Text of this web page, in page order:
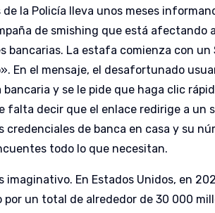
la Policía lleva unos meses
de smishing que está afectando
La estafa comienza con un
En el mensaje, el desafortunado
y se le pide que haga clic
falta decir que el enlace redirige a un
de banca en casa y su
todo lo que necesitan.
imaginativo. En Estados Unidos, en
un total de alrededor de 30 000